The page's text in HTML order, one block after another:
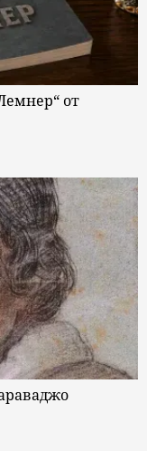
от